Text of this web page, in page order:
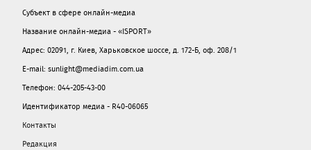
Субъект в сфере онлайн-медиа
Название онлайн-медиа - «ISPORT»
Адрес: 02091, г. Киев, Харьковское шоссе, д. 172-Б, оф. 208/1
E-mail: sunlight@mediadim.com.ua
Телефон: 044-205-43-00
Идентификатор медиа - R40-06065
Контакты
Редакция